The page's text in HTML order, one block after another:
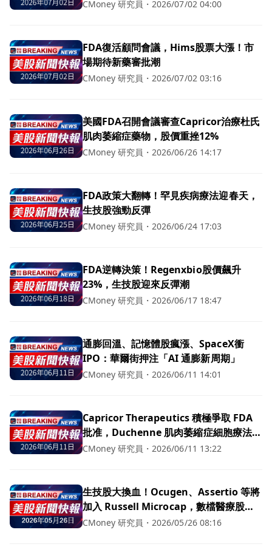
CMoney 研究員 ・ 2026/07/02 04:00
FDA復活顧問會議，Hims股票大漲！市
場期待新藥審批潮
CMoney 研究員 ・ 2026/07/02 03:16
美國FDA召開會議審查Capricor治療杜氏
肌肉萎縮症藥物，股價重挫12%
CMoney 研究員 ・ 2026/06/26 14:17
FDA政策大翻轉！罕見疾病療法迎春天，
生技股強勁反彈
CMoney 研究員 ・ 2026/06/24 17:03
FDA逆轉決策！Regenxbio股價飆升
23%，生技股迎來反彈潮
CMoney 研究員 ・ 2026/06/17 18:47
通膨回溫、記憶體股瘋漲、SpaceX衝
IPO：華爾街押注「AI 通膨新周期」
CMoney 研究員 ・ 2026/06/11 14:01
Capricor Therapeutics 積極爭取 FDA
批准，Duchenne 肌肉萎縮症細胞療法前
景看好！
CMoney 研究員 ・ 2026/06/11 13:22
生技股大換血！Ocugen、Assertio 等將
加入 Russell Microcap，數檔醫療股出
局震盪可期
CMoney 研究員 ・ 2026/05/26 08:16